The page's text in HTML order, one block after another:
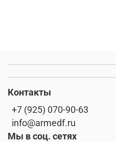
Контакты
+7 (925) 070-90-63
info@armedf.ru
Мы в соц. сетях